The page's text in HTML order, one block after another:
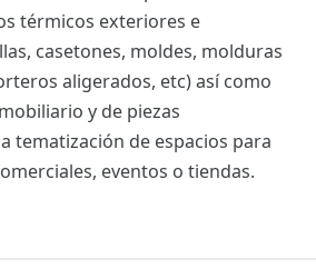
térmicos exteriores e
casetones, moldes, molduras
aligerados, etc) así como
y de piezas
tematización de espacios para
eventos o tiendas.